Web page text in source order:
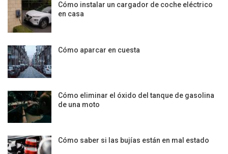
Cómo instalar un cargador de coche eléctrico
en casa
Cómo aparcar en cuesta
Cómo eliminar el óxido del tanque de gasolina
de una moto
Cómo saber si las bujías están en mal estado